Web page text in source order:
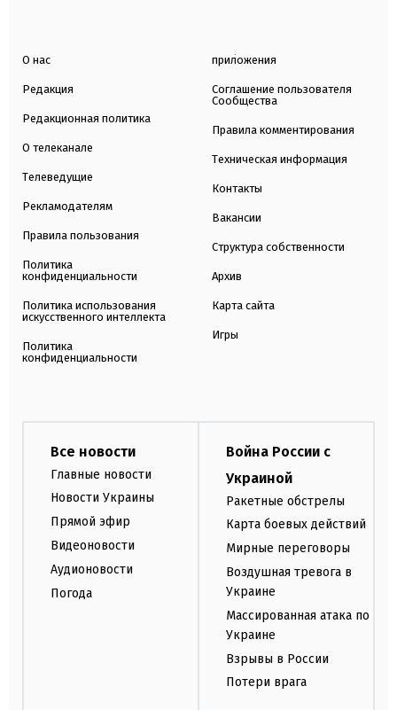
О нас
Редакция
Редакционная политика
О телеканале
Телеведущие
Рекламодателям
Правила пользования
Политика
конфиденциальности
Политика использования
искусственного интеллекта
Политика
конфиденциальности
приложения
Соглашение пользователя
Сообщества
Правила комментирования
Техническая информация
Контакты
Вакансии
Структура собственности
Архив
Карта сайта
Игры
Все новости
Главные новости
Новости Украины
Прямой эфир
Видеоновости
Аудионовости
Погода
Война России с
Украиной
Ракетные обстрелы
Карта боевых действий
Мирные переговоры
Воздушная тревога в
Украине
Массированная атака по
Украине
Взрывы в России
Потери врага